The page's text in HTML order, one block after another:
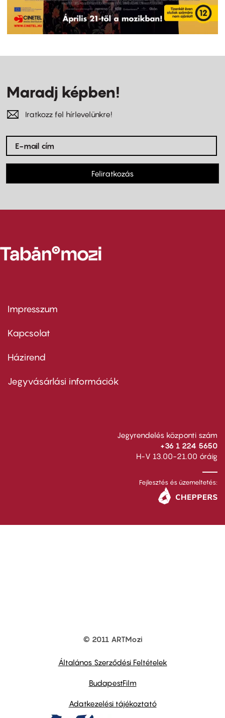
Maradj képben!
Iratkozz fel hírlevelünkre!
Feliratkozás
Footer
first
Impresszum
Kapcsolat
Footer
second
Házirend
Jegyvásárlási információk
Jegyrendelés központi szám
+36 1 224 5650
H-V 13.00-21.00 óráig
Fejlesztés és üzemeltetés:
© 2011 ARTMozi
Általános Szerződési Feltételek
BudapestFilm
Adatkezelési tájékoztató